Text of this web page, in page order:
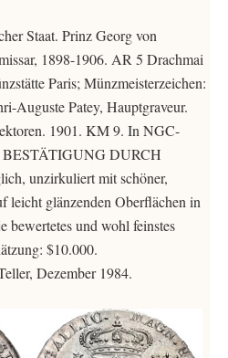
Staat. Prinz Georg von
1898-1906. AR 5 Drachmai
Paris; Münzmeisterzeichen:
Auguste Patey, Hauptgraveur.
1901. KM 9. In NGC-
BESTÄTIGUNG DURCH
unzirkuliert mit schöner,
leicht glänzenden Oberflächen in
bewertetes und wohl feinstes
$10.000.
Dezember 1984.